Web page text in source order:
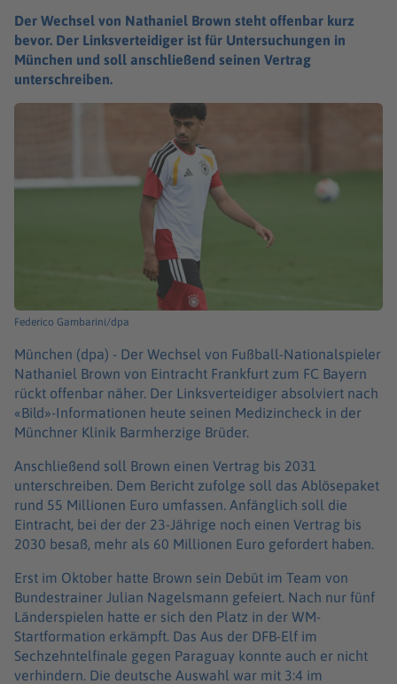
Der Wechsel von Nathaniel Brown steht offenbar kurz
bevor. Der Linksverteidiger ist für Untersuchungen in
München und soll anschließend seinen Vertrag
unterschreiben.
Federico Gambarini/dpa
München (dpa) - Der Wechsel von Fußball-Nationalspieler
Nathaniel Brown von Eintracht Frankfurt zum FC Bayern
rückt offenbar näher. Der Linksverteidiger absolviert nach
«Bild»-Informationen heute seinen Medizincheck in der
Münchner Klinik Barmherzige Brüder.
Anschließend soll Brown einen Vertrag bis 2031
unterschreiben. Dem Bericht zufolge soll das Ablösepaket
rund 55 Millionen Euro umfassen. Anfänglich soll die
Eintracht, bei der der 23-Jährige noch einen Vertrag bis
2030 besaß, mehr als 60 Millionen Euro gefordert haben.
Erst im Oktober hatte Brown sein Debüt im Team von
Bundestrainer Julian Nagelsmann gefeiert. Nach nur fünf
Länderspielen hatte er sich den Platz in der WM-
Startformation erkämpft. Das Aus der DFB-Elf im
Sechzehntelfinale gegen Paraguay konnte auch er nicht
verhindern. Die deutsche Auswahl war mit 3:4 im